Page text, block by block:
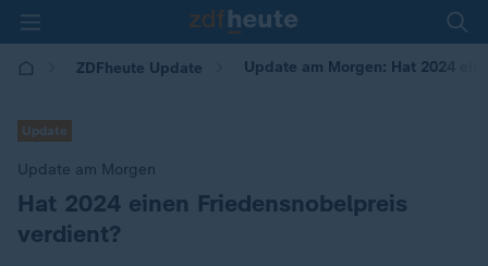
ZDFheute Update Update am Morgen: Hat 2024
Update
Update am Morgen
:Hat 2024 einen Friedensnobelpreis
verdient?